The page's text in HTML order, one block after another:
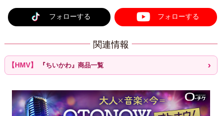
フォローする フォローする
関連情報
『ちいかわ』商品一覧